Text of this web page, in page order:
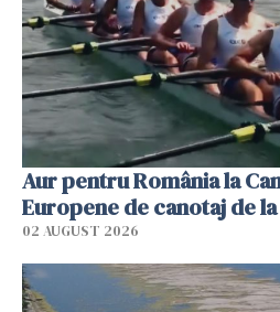
Aur pentru România la
Europene de canotaj de
02 AUGUST 2026